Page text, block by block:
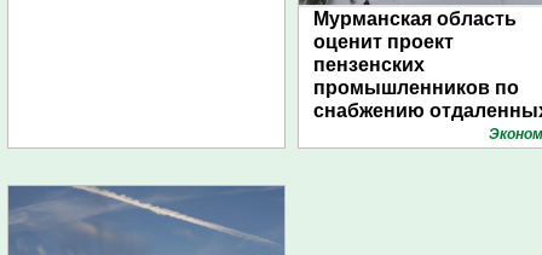
Мурманская область
оценит проект
пензенских
промышленников по
снабжению
поселений с помощью